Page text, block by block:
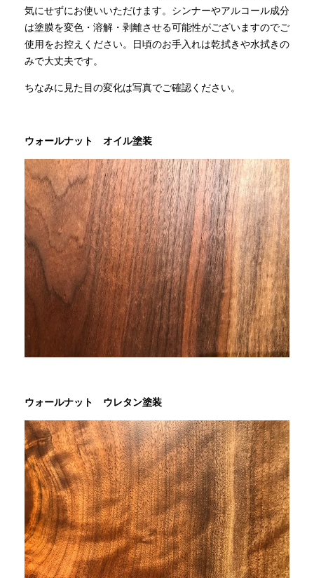
気にせずにお使いいただけます。シンナーやアルコール成分
は塗膜を変色・溶解・剥離させる可能性がございますのでご
使用をお控えください。日頃のお手入れは乾拭きや水拭きの
みで大丈夫です。
ちなみに見た目の変化は写真でご確認ください。
ウォールナット オイル塗装
ウォールナット ウレタン塗装